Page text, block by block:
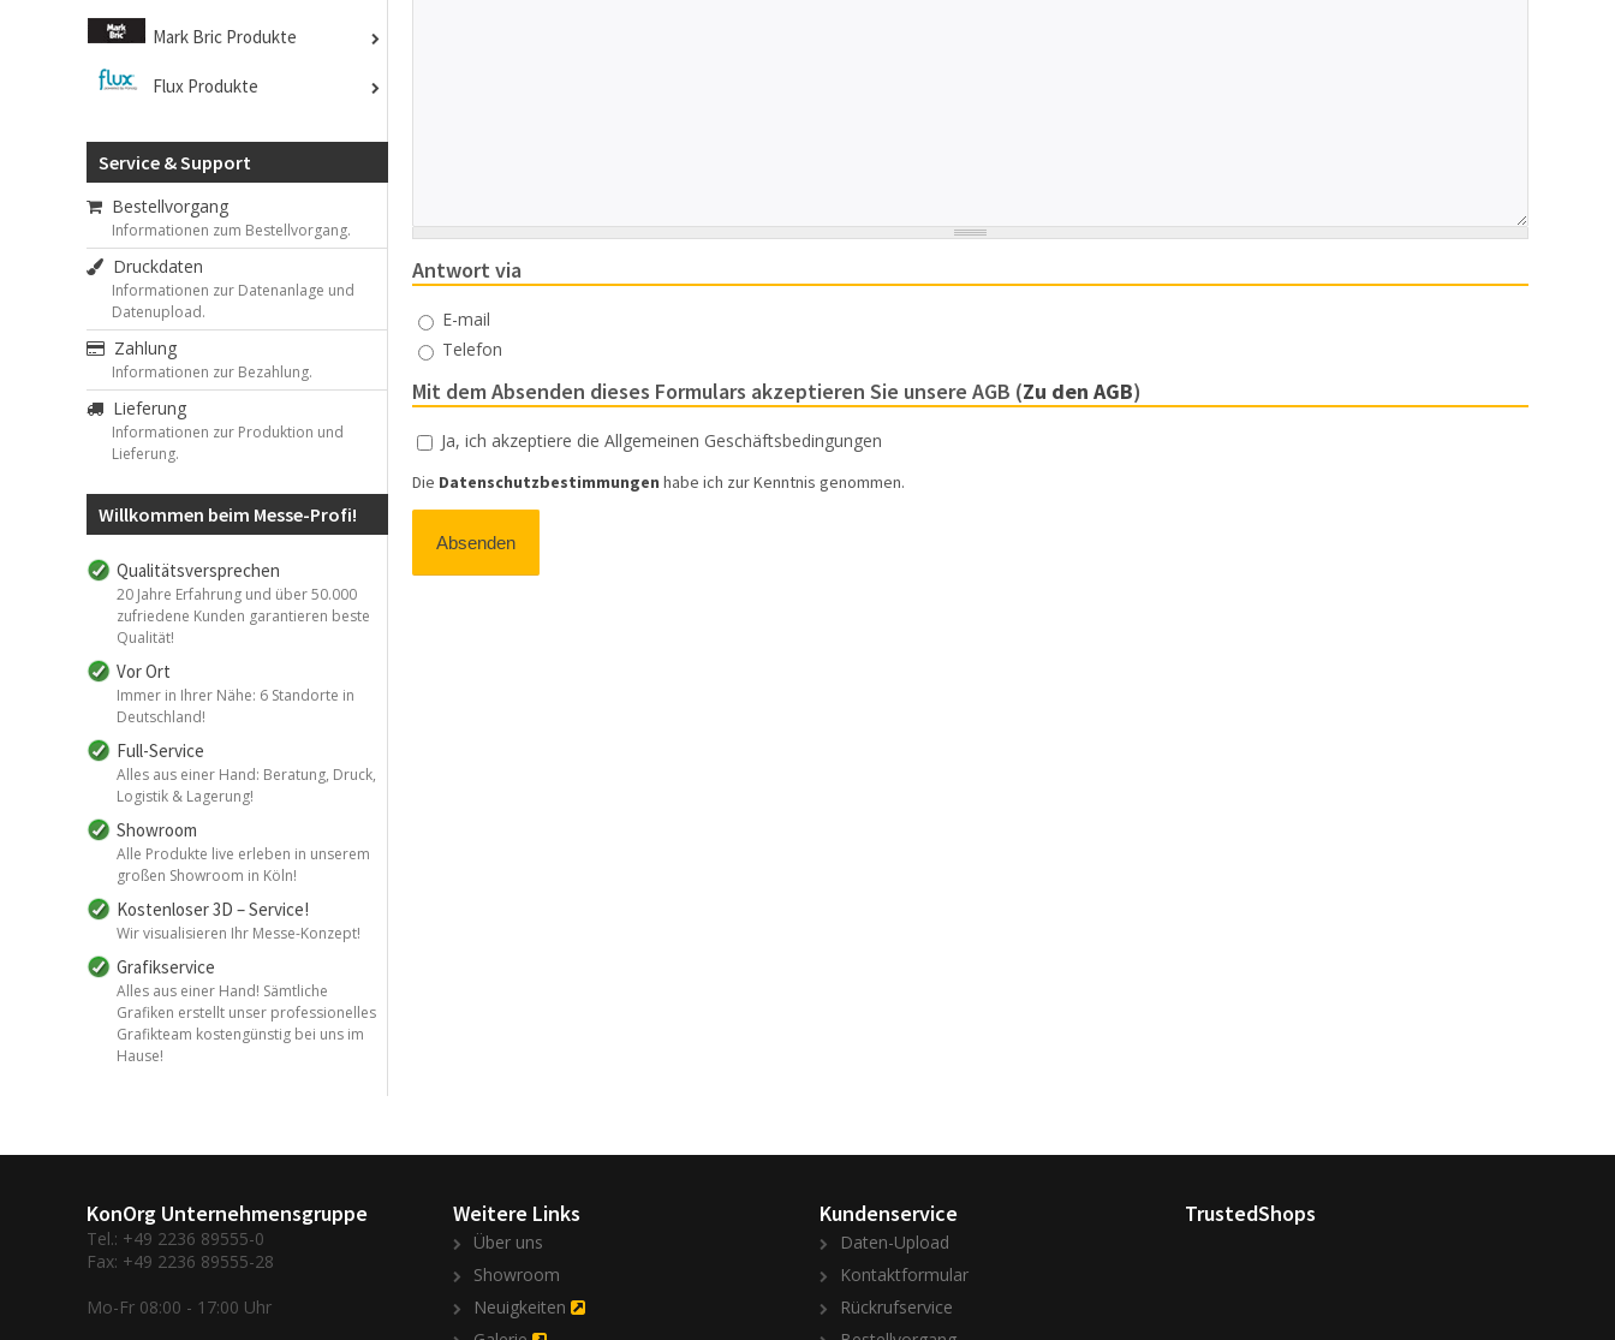
Mark Bric Produkte
Flux Produkte
Service & Support
Bestellvorgang
Informationen zum Bestellvorgang.
Druckdaten
Informationen zur Datenanlage und
Datenupload.
Zahlung
Informationen zur Bezahlung.
Lieferung
Informationen zur Produktion und
Lieferung.
Willkommen beim Messe-Profi!
Qualitätsversprechen
20 Jahre Erfahrung und über 50.000
zufriedene Kunden garantieren beste
Qualität!
Vor Ort
Immer in Ihrer Nähe: 6 Standorte in
Deutschland!
Full-Service
Alles aus einer Hand: Beratung, Druck,
Logistik & Lagerung!
Showroom
Alle Produkte live erleben in unserem
großen Showroom in Köln!
Kostenloser 3D – Service!
Wir visualisieren Ihr Messe-Konzept!
Grafikservice
Alles aus einer Hand! Sämtliche
Grafiken erstellt unser professionelles
Grafikteam kostengünstig bei uns im
Hause!
Antwort via
Antwort
E-mail
Telefon
Mit dem Absenden dieses Formulars akzeptieren Sie unsere AGB (Zu den AGB)
Agb*
Ja, ich akzeptiere die Allgemeinen Geschäftsbedingungen
Die Datenschutzbestimmungen habe ich zur Kenntnis genommen.
KonOrg Unternehmensgruppe
Tel.: +49 2236 89555-0
Fax: +49 2236 89555-28
Mo-Fr 08:00 - 17:00 Uhr
Weitere Links
Über uns
Showroom
Neuigkeiten
Kundenservice
Daten-Upload
Kontaktformular
Rückrufservice
TrustedShops